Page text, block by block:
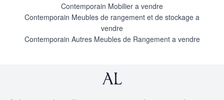
Contemporain Mobilier a vendre
Contemporain Meubles de rangement et de stockage a
vendre
Contemporain Autres Meubles de Rangement a vendre